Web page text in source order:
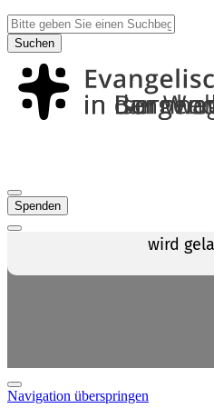
Suchen
Spenden
Navigation überspringen